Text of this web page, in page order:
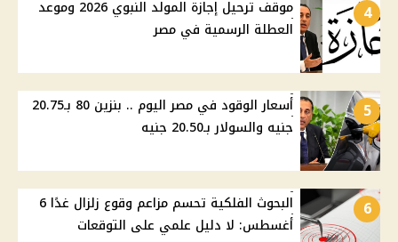
4
موقف ترحيل إجازة المولد النبوي 2026 وموعد
العطلة الرسمية في مصر
5
أسعار الوقود في مصر اليوم .. بنزين 80 بـ20.75
جنيه والسولار بـ20.50 جنيه
6
البحوث الفلكية تحسم مزاعم وقوع زلزال غدًا 6
أغسطس: لا دليل علمي على التوقعات